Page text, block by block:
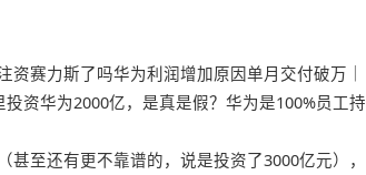
赛力斯了吗华为利润增加原因单月交付破万｜
资华为2000亿，是真是假？华为是100%员工持
至还有更不靠谱的，说是投资了3000亿元），